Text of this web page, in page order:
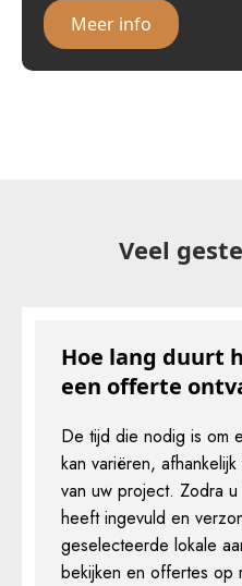
Meer info
Veel
Hoe lang duurt
een offerte
De tijd die nodig is om
kan variëren,
van uw project. Zodra
heeft ingevuld en
geselecteerde lokale
bekijken en offertes op